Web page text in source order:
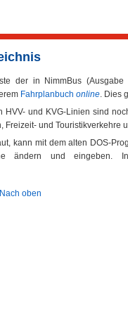
der in NimmBus (Ausgabe
Fahrplanbuch online. Dies
HVV- und KVG-Linien sind
Freizeit- und Touristikverkehre
kann mit dem alten DOS-
ändern und eingeben.
Nach oben